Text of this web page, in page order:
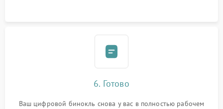
6. Готово
Ваш цифровой бинокль снова у вас в полностью рабочем